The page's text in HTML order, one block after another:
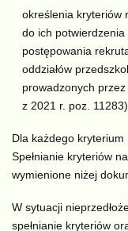
określenia kryteriów
do ich
postępowania
oddziałów
prowadzonych
z 2021 r. poz.
Dla każdego kryterium
Spełnianie kryteriów
wymienione niżej
W sytuacji
spełnianie kryteriów